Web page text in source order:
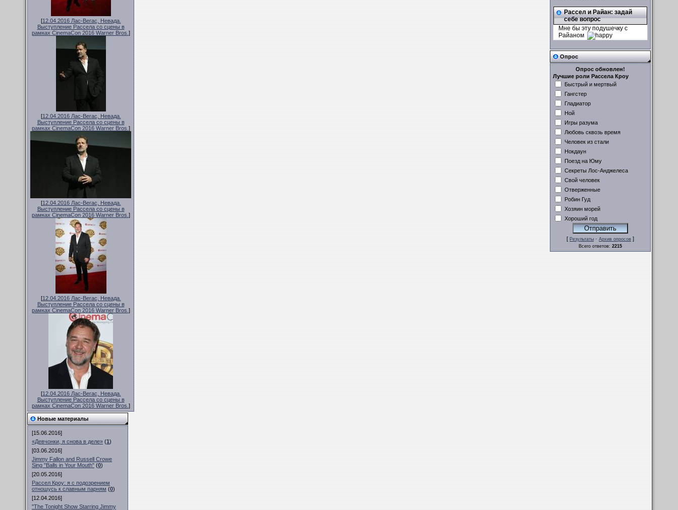
[12.04.2016 Лас-Вегас, Невада.
Выступление Рассела со сцены в
рамках CinemaCon 2016 Warner Bros. ]
[12.04.2016 Лас-Вегас, Невада.
Выступление Рассела со сцены в
рамках CinemaCon 2016 Warner Bros. ]
[12.04.2016 Лас-Вегас, Невада.
Выступление Рассела со сцены в
рамках CinemaCon 2016 Warner Bros. ]
[12.04.2016 Лас-Вегас, Невада.
Выступление Рассела со сцены в
рамках CinemaCon 2016 Warner Bros. ]
[12.04.2016 Лас-Вегас, Невада.
Выступление Рассела со сцены в
рамках CinemaCon 2016 Warner Bros. ]
Новые материалы
[15.06.2016]
«Девчонки, я снова в деле» (1)
[03.06.2016]
Jimmy Fallon and Russell Crowe
Sing "Balls in Your Mouth" (0)
[20.05.2016]
Рассел Кроу: я с подозрением
отношусь к славным парням (0)
[12.04.2016]
"The Tonight Show Starring Jimmy
Рассел и Райан: задай
себе вопрос
Мне бы эту подушечку с
Райаном
Опрос
Опрос обновлен!
Лучшие роли Рассела Кроу
Быстрый и мертвый
Гангстер
Гладиатор
Ной
Игры разума
Любовь сквозь время
Человек из стали
Нокдаун
Поезд на Юму
Секреты Лос-Анджелеса
Свой человек
Отверженные
Робин Гуд
Хозяин морей
Хороший год
[ Результаты · Архив опросов ]
Всего ответов: 2215